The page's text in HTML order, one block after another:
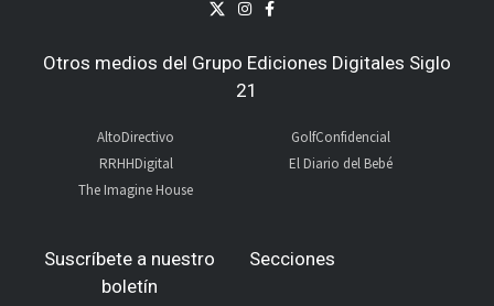
Otros medios del Grupo Ediciones Digitales Siglo
21
AltoDirectivo
RRHHDigital
The Imagine House
GolfConfidencial
El Diario del Bebé
Suscríbete a nuestro
boletín
Secciones